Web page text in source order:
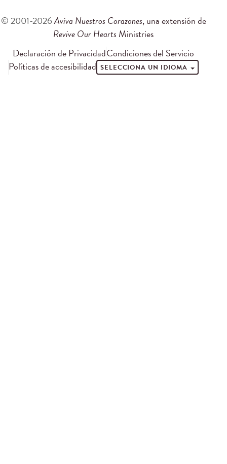
© 2001-2026Aviva Nuestros Corazones, una extensión de
Revive Our Hearts Ministries
Declaración de PrivacidadCondiciones del Servicio
Políticas de accesibilidad SELECCIONA UN IDIOMA